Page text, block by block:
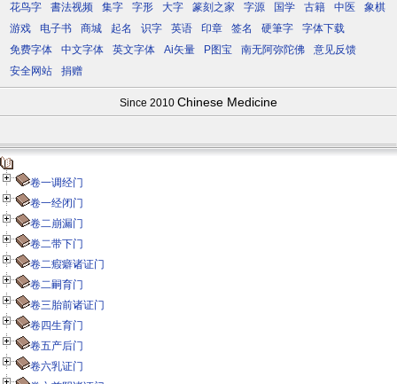
花鸟字
書法视频 集字 字形 大字 篆刻之家 字源 国学 古籍 中医
象棋
游戏
电子书 商城 起名 识字 英语 印章 签名 硬筆字
字体下载
免费字体
中文字体 英文字体 Ai矢量 P图宝 南无阿弥陀佛
意见反馈
安全网站
捐赠
Since 2010 Chinese Medicine
卷一调经门
卷一经闭门
卷二崩漏门
卷二带下门
卷二瘕癖诸证门
卷二嗣育门
卷三胎前诸证门
卷四生育门
卷五产后门
卷六乳证门